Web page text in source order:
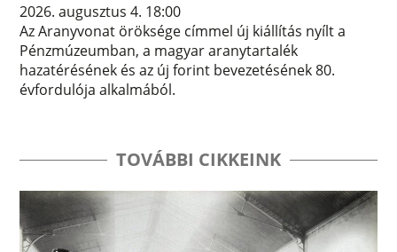
2026. augusztus 4. 18:00
Az Aranyvonat öröksége címmel új kiállítás nyílt a
Pénzmúzeumban, a magyar aranytartalék
hazatérésének és az új forint bevezetésének 80.
évfordulója alkalmából.
TOVÁBBI CIKKEINK